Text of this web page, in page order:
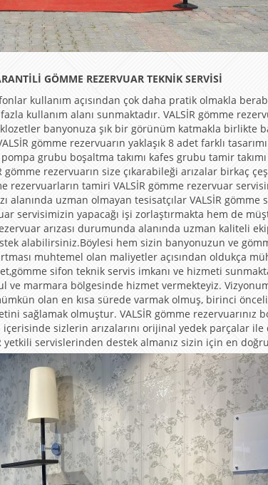
GÖMME REZERVUAR TEKNİK SERVİSİ
kullanım açısından çok daha pratik olmakla
kullanım alanı sunmaktadır. VALSİR gömme
banyonuza şık bir görünüm katmakla birlikte
gömme rezervuarın yaklaşık 8 adet farklı
grubu boşaltma takımı kafes grubu tamir
rezervuarın size çıkarabileği arızalar birkaç
rezervuarların tamiri VALSİR gömme rezervuar
uzman olmayan tesisatçılar VALSİR gömme
servisimizin yapacağı işi zorlaştırmakta hem de
arızası durumunda alanında uzman kaliteli
alabilirsiniz.Böylesi hem sizin banyonuzun ve
muhtemel olan maliyetler açısından oldukça
sifon teknik servis imkanı ve hizmeti
ve marmara bölgesinde hizmet vermekteyiz.
olan en kısa sürede varmak olmuş, birinci
sağlamak olmuştur. VALSİR gömme rezervuarınız
sizlerin arızalarını orijinal yedek parçalar ile
servislerinden destek almanız sizin için en